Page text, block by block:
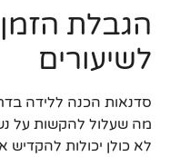
הגבלת
לשיעורים
סדנאות הכנה ללידה
מה שעלול להקשות על
לא כולן יכולות